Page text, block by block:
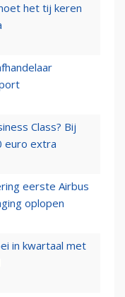
het tij keren
Class? Bij
euro extra
eerste Airbus
oplopen
in kwartaal met